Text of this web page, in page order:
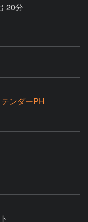
20分
ンダーPH